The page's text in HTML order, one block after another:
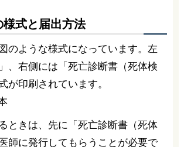
様式と届出方法
のような様式になっています。左
、右側には「死亡診断書（死体検
が印刷されています。
ときは、先に「死亡診断書（死体
師に発行してもらうことが必要で